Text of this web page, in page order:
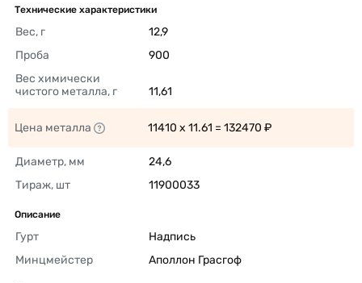
Технические характеристики
Вес, г
12,9
Проба
900
Вес химически
чистого металла, г
11,61
Цена металла 11410 x 11.61 = 132470 ₽
Диаметр, мм
24,6
Тираж, шт
11900033
Описание
Гурт
Надпись
Минцмейстер
Аполлон Грасгоф